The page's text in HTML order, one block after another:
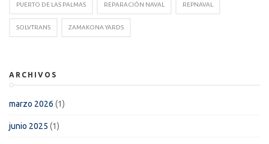
PUERTO DE LAS PALMAS REPARACIÓN NAVAL REPNAVAL
SOLVTRANS ZAMAKONA YARDS
ARCHIVOS
marzo 2026 (1)
junio 2025 (1)